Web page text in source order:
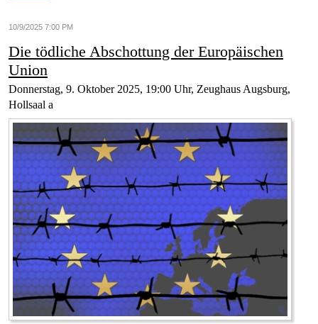
10/9/2025 7:00 PM
Die tödliche Abschottung der Europäischen
Union
Donnerstag, 9. Oktober 2025, 19:00 Uhr, Zeughaus Augsburg,
Hollsaal a